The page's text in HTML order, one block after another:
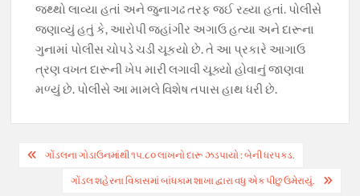
જથ્થો લાવ્યા હતાં અને જુનાગઢ તરફ જઈ રહ્યા હતાં. પોલીસે
જણાવ્યું હતું કે, આરોપી જહાંગીર અગાઉ હત્યા અને દારૂના
ગુનામાં પોલીસ ચોપડે ચડી ચૂકયો છે. તે આ પ્રકારે આગાઉ
ત્રણ વખત દારૂની ખેપ મારી લગાવી ચૂક્યો હોવાનું જાણવા
મળ્યું છે. પોલીસે આ મામલે વિશેષ તપાસ હાથ ધરી છે.
Post
navigation
ગોંડલના ગોડાઉનમાંથી ૧૫.૮૦ લાખનો દારૂ ઝડપાયો : બેની ધરપકડ.
ગોંડલ શહેરના વિકાસમાં બાંધકામ શાખા દ્વારા વધુ એક પીછુ ઉમેરાયું.